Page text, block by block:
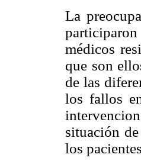
La
médicos
que son
de las
los fallos
situación
los